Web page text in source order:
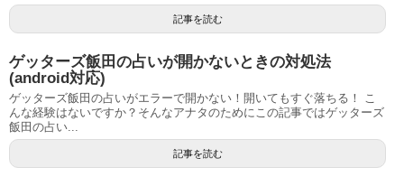
記事を読む
ゲッターズ飯田の占いが開かないときの対処法
(android対応)
ゲッターズ飯田の占いがエラーで開かない！開いてもすぐ落ちる！ こ
んな経験はないですか？そんなアナタのためにこの記事ではゲッターズ
飯田の占い...
記事を読む